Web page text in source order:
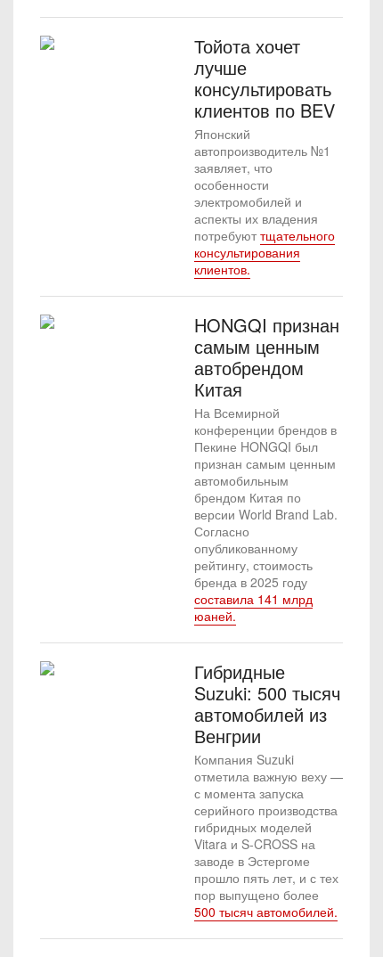
Тойота хочет
лучше
консультировать
клиентов по BEV
Японский
автопроизводитель №1
заявляет, что
особенности
электромобилей и
аспекты их владения
потребуют тщательного
консультирования
клиентов.
HONGQI признан
самым ценным
автобрендом
Китая
На Всемирной
конференции брендов в
Пекине HONGQI был
признан самым ценным
автомобильным
брендом Китая по
версии World Brand Lab.
Согласно
опубликованному
рейтингу, стоимость
бренда в 2025 году
составила 141 млрд
юаней.
Гибридные
Suzuki: 500 тысяч
автомобилей из
Венгрии
Компания Suzuki
отметила важную веху —
с момента запуска
серийного производства
гибридных моделей
Vitara и S-CROSS на
заводе в Эстергоме
прошло пять лет, и с тех
пор выпущено более
500 тысяч автомобилей.